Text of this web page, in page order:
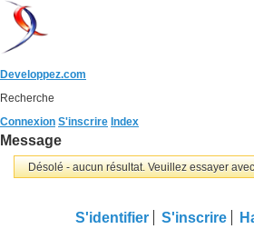
Developpez.com
Recherche
Connexion S'inscrire Index
Message
Désolé - aucun résultat. Veuillez essayer
S'identifier S'inscrire